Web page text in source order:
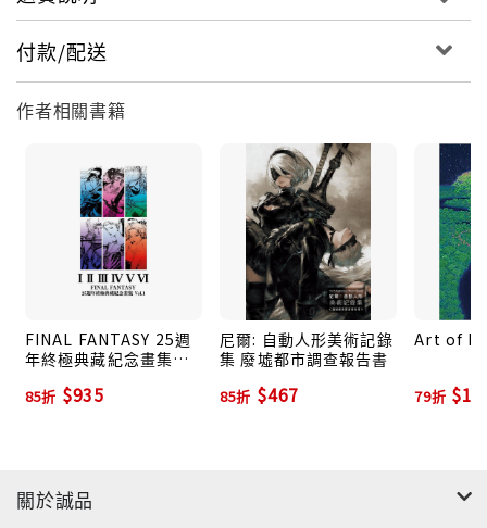
這款遊戲的世界觀承襲了同工作室製作的知名遊戲《誓
樣，有著曲折離奇且令人胃疼的淒慘故事之外，最令玩
對比色與視覺切斷等設計要素，讓整部遊戲充滿了細膩
度極高的藝術感。角色設計的部分也十分讓吸睛，於去
年釋出的試玩版時受到廣大好評，尤其是身材姣好、服
裝性感的女主角2B在試玩版推出時引起了不少話題。另
外，其配樂也獲得極高的認同，充分展現了後人類的未
來世紀風格，去年底的公開演出造勢虜獲了不少玩家的
好評，這些都是讓本作能與前作不同，在開賣前就享有
上線後的遊戲表現也沒有令玩家失望，不僅戰鬥方面十
分精緻且流暢，有許多不同的武器可以操作搭配，喜好
直都是要點，是需要玩許多週目才能更了解所謂的「真
結局」。此次製作者齊藤陽介、設計以及腳本為橫尾太
付款/配送
作者相關書籍
FINAL FANTASY 25週
年終極典藏紀念畫集
85折 $935
尼爾: 自動人形美術記錄
集 廢墟都市調查報告書
85折 $467
Art of
79折
關於誠品